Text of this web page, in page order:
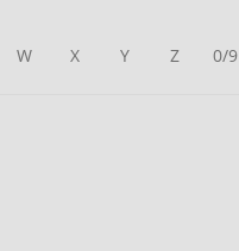
W X Y Z 0/9